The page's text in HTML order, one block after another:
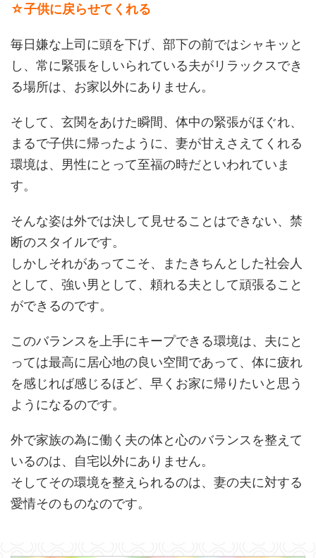
☆子供に戻らせてくれる
毎日嫌な上司に頭を下げ、部下の前ではシャキッと
し、常に緊張をしいられている夫がリラックスでき
る場所は、お家以外にありません。
そして、玄関をあけた瞬間、体中の緊張がほぐれ、
まるで子供に帰ったように、妻が甘えさえてくれる
環境は、男性にとって至福の時だといわれていま
す。
そんな姿は外では決して見せることはできない、禁
断のスタイルです。
しかしそれがあってこそ、またきちんとした社会人
として、強い男として、頼れる夫として頑張ること
ができるのです。
このバランスを上手にキープできる環境は、夫にと
っては最高に居心地の良い空間であって、体に疲れ
を感じれば感じるほど、早くお家に帰りたいと思う
ようになるのです。
外で家族の為に働く夫の体と心のバランスを整えて
いるのは、自宅以外にありません。
そしてその環境を整えられるのは、妻の夫に対する
愛情そのものなのです。